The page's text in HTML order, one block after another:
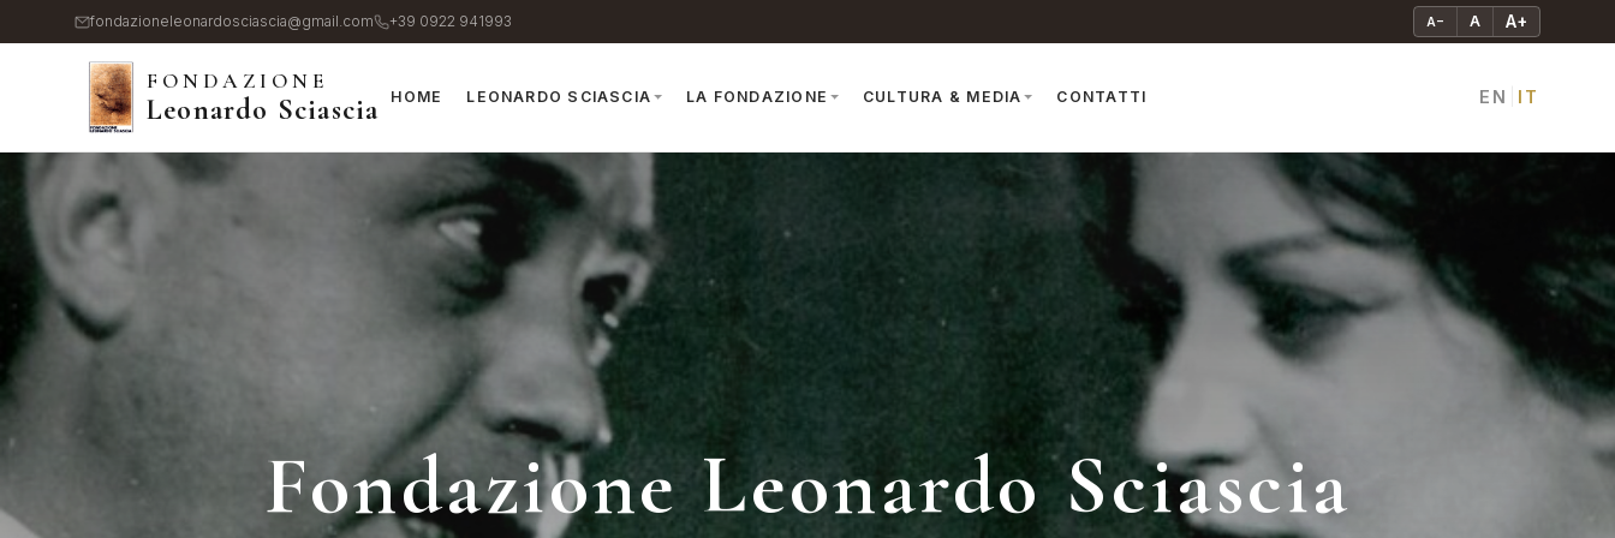
contenuto
principale
fondazioneleonardosciascia@gmail.com +39 0922 941993 A− A A+
FONDAZIONE
Leonardo Sciascia HOME LEONARDO SCIASCIA LA FONDAZIONE CULTURA & MEDIA CONTATTI EN IT
Fondazione Leonardo Sciascia